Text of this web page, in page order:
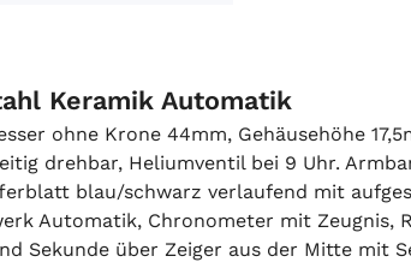
Keramik Automatik
ohne Krone 44mm, Gehäusehöhe
drehbar, Heliumventil bei 9 Uhr.
blau/schwarz verlaufend mit
Automatik, Chronometer mit Zeugnis,
Sekunde über Zeiger aus der Mitte mit